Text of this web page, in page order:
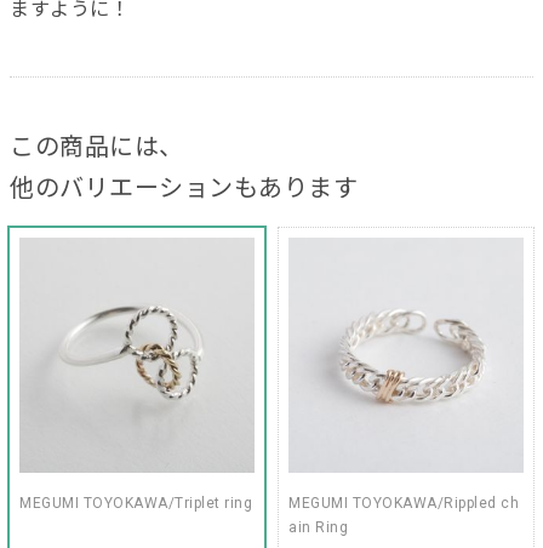
ますように！
この商品には、
他のバリエーションもあります
MEGUMI TOYOKAWA/Triplet ring
MEGUMI TOYOKAWA/Rippled ch
ain Ring